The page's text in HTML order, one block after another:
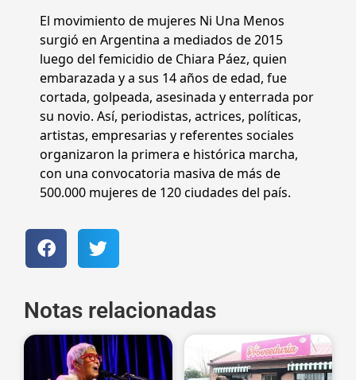
El movimiento de mujeres Ni Una Menos
surgió en Argentina a mediados de 2015
luego del femicidio de Chiara Páez, quien
embarazada y a sus 14 años de edad, fue
cortada, golpeada, asesinada y enterrada por
su novio. Así, periodistas, actrices, políticas,
artistas, empresarias y referentes sociales
organizaron la primera e histórica marcha,
con una convocatoria masiva de más de
500.000 mujeres de 120 ciudades del país.
Notas relacionadas